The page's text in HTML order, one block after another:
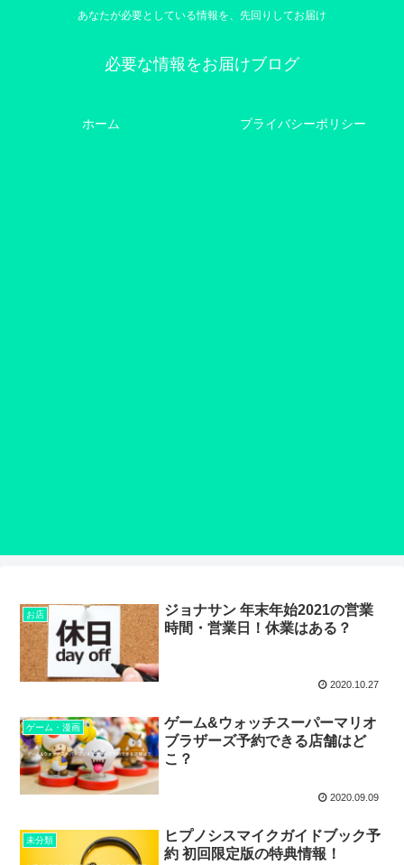
あなたが必要としている情報を、先回りしてお届け
必要な情報をお届けブログ
ホーム プライバシーポリシー
お店
ジョナサン 年末年始2021の営業
時間・営業日！休業はある？
2020.10.27
ゲーム・漫画
ゲーム&ウォッチスーパーマリオ
ブラザーズ予約できる店舗はど
こ？
2020.09.09
未分類
ヒプノシスマイクガイドブック予
約 初回限定版の特典情報！